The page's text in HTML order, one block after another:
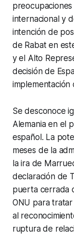
internacional y
intención de
de Rabat en
y el Alto
decisión de
implementación
Se desconoce
Alemania en el
español. La
meses de la
la ira de
declaración de
puerta cerrada
ONU para
al
ruptura de